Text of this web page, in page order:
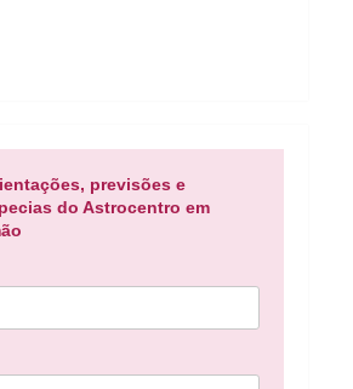
previsões e
do Astrocentro em